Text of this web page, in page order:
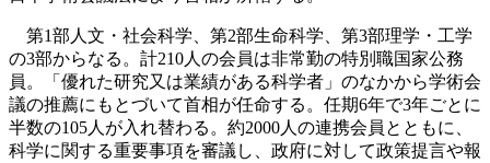
第1部人文・社会科学、第2部生命科学、第3部理学・工学
の3部からなる。計210人の会員は非常勤の特別職国家公務
員。「優れた研究又は業績がある科学者」のなかから学術会
議の推薦にもとづいて首相が任命する。任期6年で3年ごとに
半数の105人が入れ替わる。約2000人の連携会員とともに、
科学に関する重要事項を審議し、政府に対して政策提言や報